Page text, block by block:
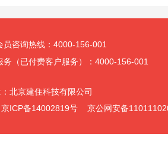
员咨询热线：4000-156-001
务（已付费客户服务）：4000-156-001
北京建住科技有限公司
京ICP备14002819号 京公网安备